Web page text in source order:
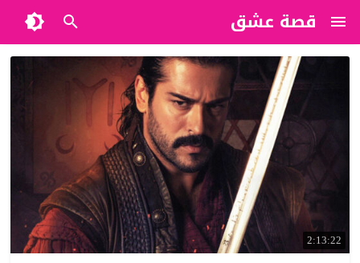
قصة عشق
2:13:22